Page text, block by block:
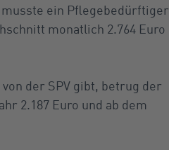
ein Pflegebedürftiger
monatlich 2.764 Euro
der SPV gibt, betrug der
2.187 Euro und ab dem